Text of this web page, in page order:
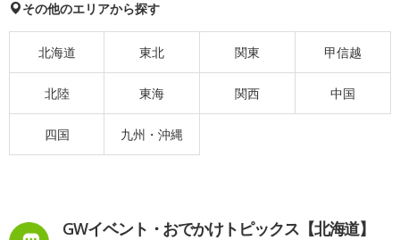
その他のエリアから探す
北海道 東北 関東 甲信越
北陸 東海 関西 中国
四国 九州・沖縄
GWイベント・おでかけトピックス【北海道】